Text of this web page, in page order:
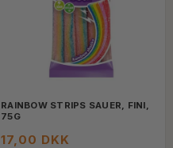
RAINBOW STRIPS SAUER, FINI,
75G
17,00 DKK